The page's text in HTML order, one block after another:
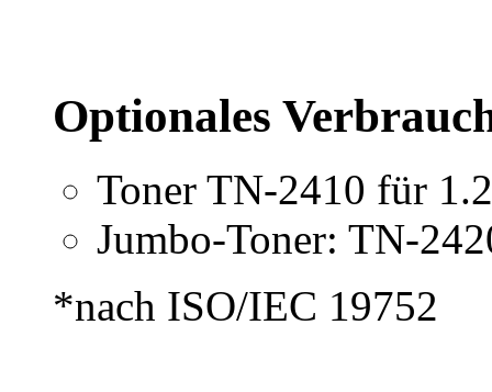
Optionales
Toner TN-2410 für
Jumbo-Toner: TN-
*nach ISO/IEC 19752